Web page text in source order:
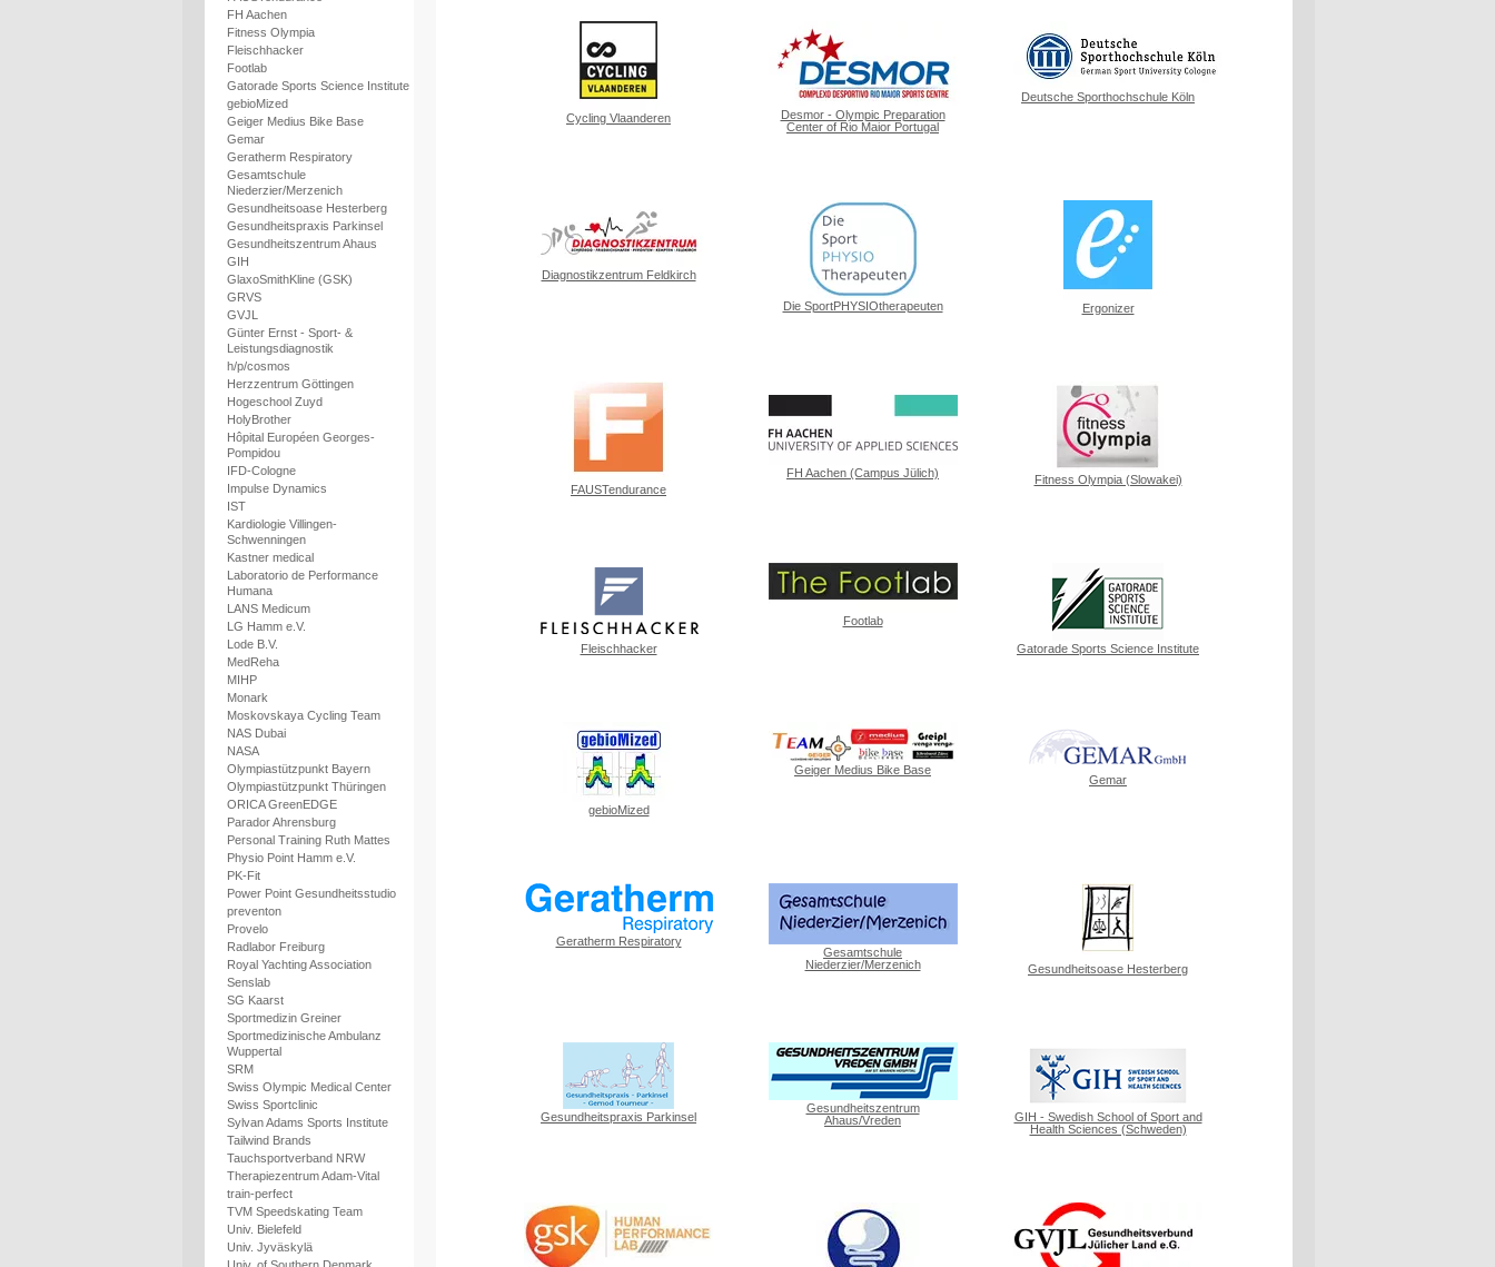
FH Aachen
Fitness Olympia
Fleischhacker
Footlab
Gatorade Sports Science Institute
gebioMized
Geiger Medius Bike Base
Gemar
Geratherm Respiratory
Gesamtschule
Niederzier/Merzenich
Gesundheitsoase Hesterberg
Gesundheitspraxis Parkinsel
Gesundheitszentrum Ahaus
GIH
GlaxoSmithKline (GSK)
GRVS
GVJL
Günter Ernst - Sport- &
Leistungsdiagnostik
h/p/cosmos
Herzzentrum Göttingen
Hogeschool Zuyd
HolyBrother
Hôpital Européen Georges-
Pompidou
IFD-Cologne
Impulse Dynamics
IST
Kardiologie Villingen-
Schwenningen
Kastner medical
Laboratorio de Performance
Humana
LANS Medicum
LG Hamm e.V.
Lode B.V.
MedReha
MIHP
Monark
Moskovskaya Cycling Team
NAS Dubai
NASA
Olympiastützpunkt Bayern
Olympiastützpunkt Thüringen
ORICA GreenEDGE
Parador Ahrensburg
Personal Training Ruth Mattes
Physio Point Hamm e.V.
PK-Fit
Power Point Gesundheitsstudio
preventon
Provelo
Radlabor Freiburg
Royal Yachting Association
Senslab
SG Kaarst
Sportmedizin Greiner
Sportmedizinische Ambulanz
Wuppertal
SRM
Swiss Olympic Medical Center
Swiss Sportclinic
Sylvan Adams Sports Institute
Tailwind Brands
Tauchsportverband NRW
Therapiezentrum Adam-Vital
train-perfect
TVM Speedskating Team
Univ. Bielefeld
Univ. Jyväskylä
Cycling Vlaanderen
Desmor - Olympic Preparation
Center of Rio Maior Portugal
Deutsche Sporthochschule Köln
Diagnostikzentrum Feldkirch
Die SportPHYSIOtherapeuten Ergonizer
FAUSTendurance
FH Aachen (Campus Jülich) Fitness Olympia (Slowakei)
Fleischhacker
Footlab
Gatorade Sports Science Institute
gebioMized
Geiger Medius Bike Base
Gemar
Geratherm Respiratory
Gesamtschule
Niederzier/Merzenich
Gesundheitsoase Hesterberg
Gesundheitspraxis Parkinsel
Gesundheitszentrum
Ahaus/Vreden
GIH - Swedish School of Sport and
Health Sciences (Schweden)